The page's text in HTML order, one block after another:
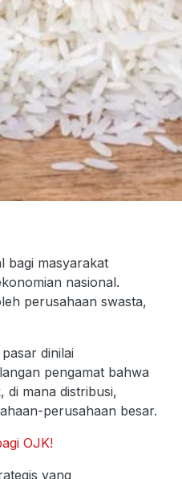
bagi masyarakat
nasional.
perusahaan swasta,
dinilai
pengamat bahwa
di mana distribusi,
perusahaan besar.
OJK!
yang